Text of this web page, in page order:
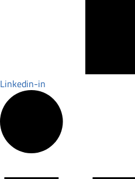
Linkedin-in